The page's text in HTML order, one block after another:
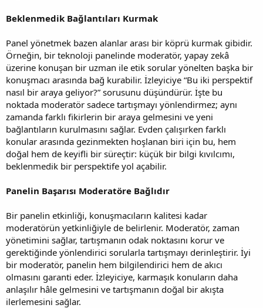
Beklenmedik Bağlantıları Kurmak
Panel yönetmek bazen alanlar arası bir köprü kurmak gibidir.
Örneğin, bir teknoloji panelinde moderatör, yapay zekâ
üzerine konuşan bir uzman ile etik sorular yönelten başka bir
konuşmacı arasında bağ kurabilir. İzleyiciye “Bu iki perspektif
nasıl bir araya geliyor?” sorusunu düşündürür. İşte bu
noktada moderatör sadece tartışmayı yönlendirmez; aynı
zamanda farklı fikirlerin bir araya gelmesini ve yeni
bağlantıların kurulmasını sağlar. Evden çalışırken farklı
konular arasında gezinmekten hoşlanan biri için bu, hem
doğal hem de keyifli bir süreçtir: küçük bir bilgi kıvılcımı,
beklenmedik bir perspektife yol açabilir.
Panelin Başarısı Moderatöre Bağlıdır
Bir panelin etkinliği, konuşmacıların kalitesi kadar
moderatörün yetkinliğiyle de belirlenir. Moderatör, zaman
yönetimini sağlar, tartışmanın odak noktasını korur ve
gerektiğinde yönlendirici sorularla tartışmayı derinleştirir. İyi
bir moderatör, panelin hem bilgilendirici hem de akıcı
olmasını garanti eder. İzleyiciye, karmaşık konuların daha
anlaşılır hâle gelmesini ve tartışmanın doğal bir akışta
ilerlemesini sağlar.